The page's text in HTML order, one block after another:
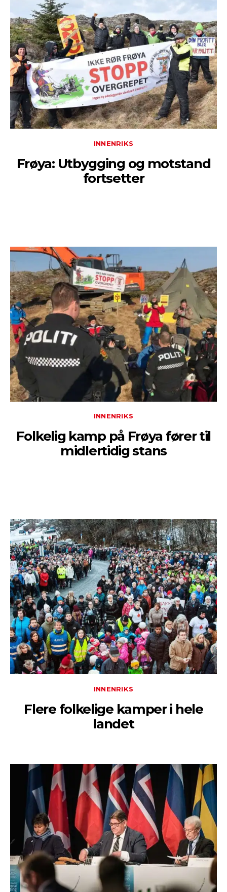
INNENRIKS
Frøya: Utbygging og motstand
fortsetter
INNENRIKS
Folkelig kamp på Frøya fører til
midlertidig stans
INNENRIKS
Flere folkelige kamper i hele
landet